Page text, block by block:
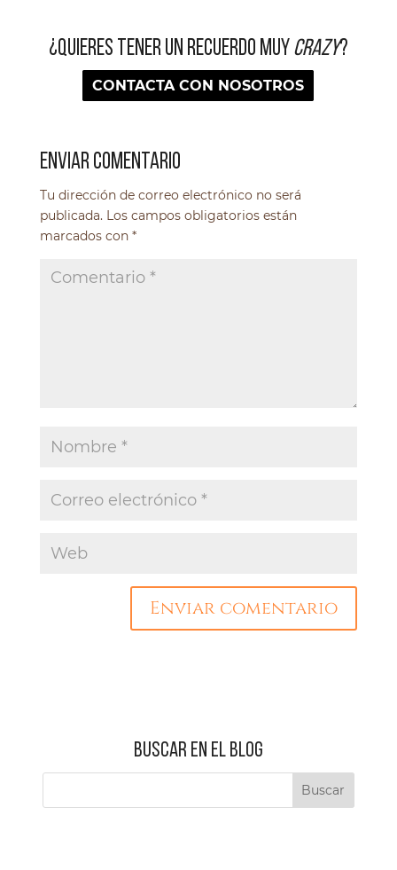
¿QUIERES TENER UN RECUERDO MUY CRAZY?
CONTACTA CON NOSOTROS
ENVIAR COMENTARIO
Tu dirección de correo electrónico no será
publicada. Los campos obligatorios están
marcados con *
BUSCAR EN EL BLOG